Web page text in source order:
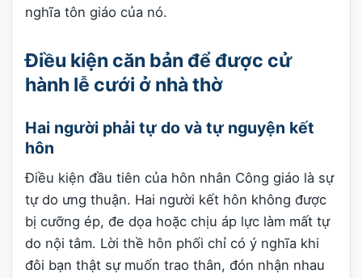
nghĩa tôn giáo của nó.
Điều kiện căn bản để được cử
hành lễ cưới ở nhà thờ
Hai người phải tự do và tự nguyện kết
hôn
Điều kiện đầu tiên của hôn nhân Công giáo là sự
tự do ưng thuận. Hai người kết hôn không được
bị cưỡng ép, đe dọa hoặc chịu áp lực làm mất tự
do nội tâm. Lời thề hôn phối chỉ có ý nghĩa khi
đôi bạn thật sự muốn trao thân, đón nhận nhau